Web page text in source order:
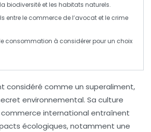
biodiversité et les habitats naturels.
entre le commerce de l’avocat et le crime
consommation à considérer pour un choix
considéré comme un superaliment,
environnemental. Sa culture
commerce international entraînent
écologiques, notamment une